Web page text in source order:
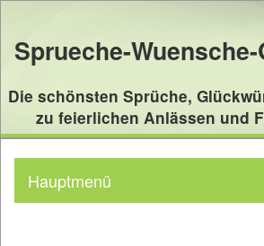
Sprueche-
Die schönsten Sprüche,
zu feierlichen Anlässen und
Hauptmenü